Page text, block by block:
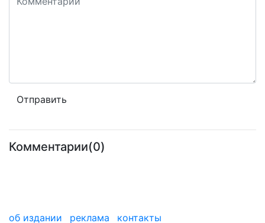
Комментарии(0)
об издании реклама контакты